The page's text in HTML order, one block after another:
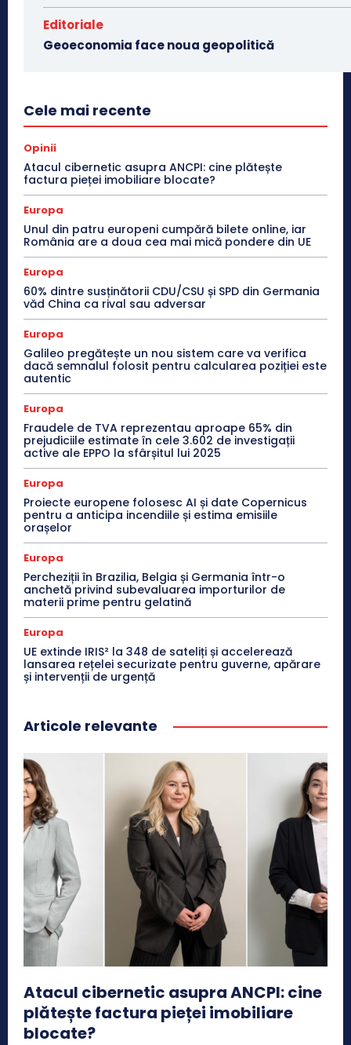
Editoriale
Geoeconomia face noua geopolitică
Cele mai recente
Opinii
Atacul cibernetic asupra ANCPI: cine plătește
factura pieței imobiliare blocate?
Europa
Unul din patru europeni cumpără bilete online, iar
România are a doua cea mai mică pondere din UE
Europa
60% dintre susținătorii CDU/CSU și SPD din Germania
văd China ca rival sau adversar
Europa
Galileo pregătește un nou sistem care va verifica
dacă semnalul folosit pentru calcularea poziției este
autentic
Europa
Fraudele de TVA reprezentau aproape 65% din
prejudiciile estimate în cele 3.602 de investigații
active ale EPPO la sfârșitul lui 2025
Europa
Proiecte europene folosesc AI și date Copernicus
pentru a anticipa incendiile și estima emisiile
orașelor
Europa
Percheziții în Brazilia, Belgia și Germania într-o
anchetă privind subevaluarea importurilor de
materii prime pentru gelatină
Europa
UE extinde IRIS² la 348 de sateliți și accelerează
lansarea rețelei securizate pentru guverne, apărare
și intervenții de urgență
Articole relevante
Atacul cibernetic asupra ANCPI: cine
plătește factura pieței imobiliare
blocate?